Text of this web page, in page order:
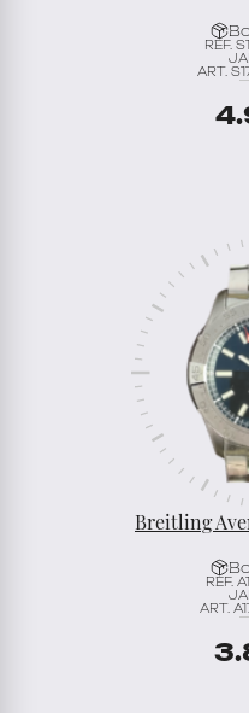
REF.
ART.
Breitling
REF.
ART.